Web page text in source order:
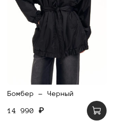
Бомбер - Черный
14 990 ₽